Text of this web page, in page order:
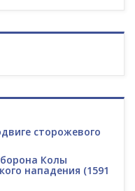
сторожевого
Колы
нападения (1591